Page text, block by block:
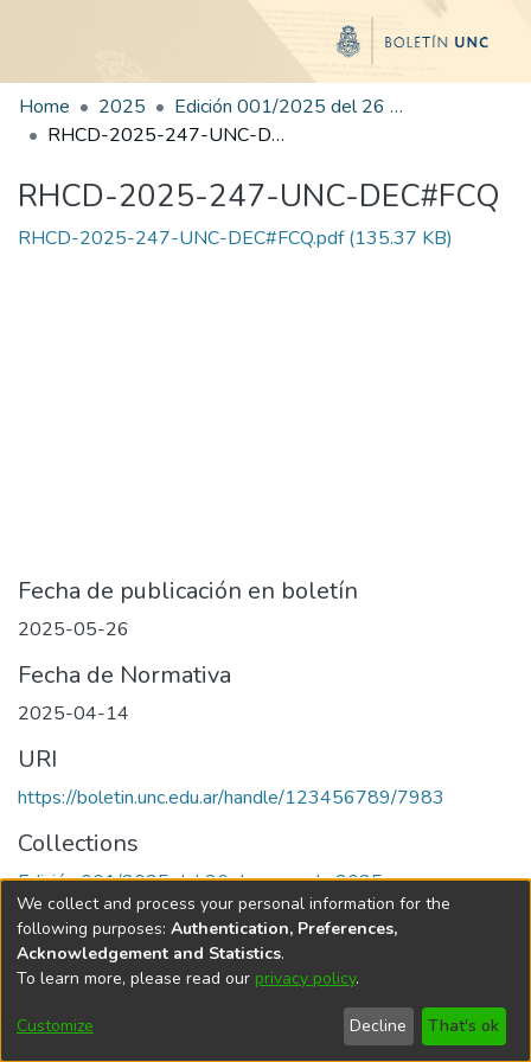
Home 2025
Edición 001/2025 del 26 de mayo de 2025
RHCD-2025-247-UNC-DEC#FCQ
RHCD-2025-247-UNC-DEC#FCQ
RHCD-2025-247-UNC-DEC#FCQ.pdf(135.37 KB)
Fecha de publicación en boletín
2025-05-26
Fecha de Normativa
2025-04-14
URI
https://boletin.unc.edu.ar/handle/123456789/7983
Collections
Edición 001/2025 del 26 de mayo de 2025
Universidad Nacional de Córdoba
We collect and process your personal information for the
following purposes: Authentication, Preferences,
Acknowledgement and Statistics.
To learn more, please read our privacy policy.
Customize Decline That's ok